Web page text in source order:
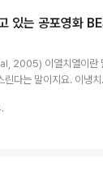
류라는 열풍이 세계 곳곳
이 수출되고 있습니다. 엔
준도 굉장히 높아진 것
하던 시절도 있었지만 이
아진 것이죠. 그런데 이
있는 공포영화
2005) 이열치열이란
린다는 말이지요. 이냉치
하고, 시원한 냉수로 샤